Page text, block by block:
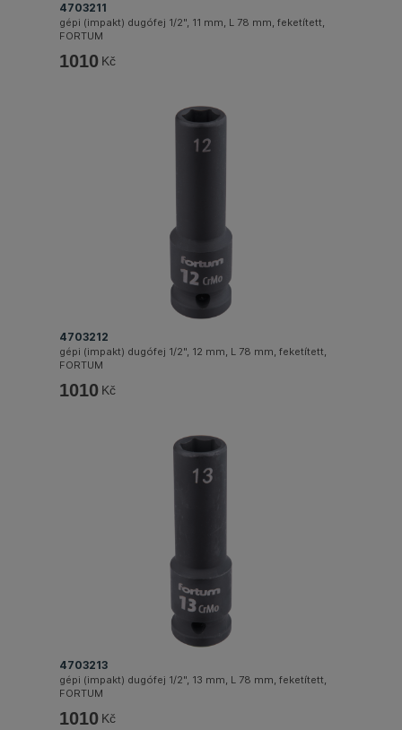
4703211
gépi (impakt) dugófej 1/2", 11 mm, L 78 mm, feketített,
FORTUM
1010 Kč
4703212
gépi (impakt) dugófej 1/2", 12 mm, L 78 mm, feketített,
FORTUM
1010 Kč
4703213
gépi (impakt) dugófej 1/2", 13 mm, L 78 mm, feketített,
FORTUM
1010 Kč